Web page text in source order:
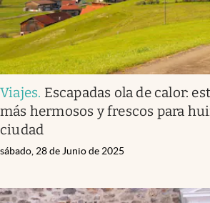
Viajes. Escapadas ola de calor:
más hermosos y frescos para
ciudad
sábado, 28 de Junio de 2025